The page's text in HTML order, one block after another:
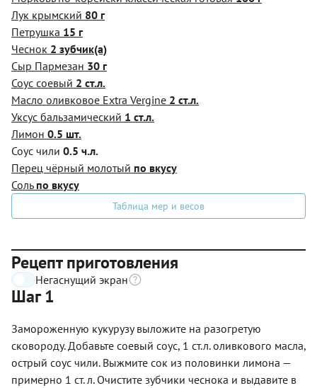
Лук крымский 80 г
Петрушка 15 г
Чеснок 2 зубчик(а)
Сыр Пармезан 30 г
Соус соевый 2 ст.л.
Масло оливковое Extra Vergine 2 ст.л.
Уксус бальзамический 1 ст.л.
Лимон 0.5 шт.
Соус чили 0.5 ч.л.
Перец чёрный молотый по вкусу
Соль по вкусу
Таблица мер и весов
Рецепт приготовления
Негаснущий экран
Шаг 1
Замороженную кукурузу выложите на разогретую
сковороду. Добавьте соевый соус, 1 ст.л. оливкового масла,
острый соус чили. Выжмите сок из половинки лимона —
примерно 1 ст. л. Очистите зубчики чеснока и выдавите в